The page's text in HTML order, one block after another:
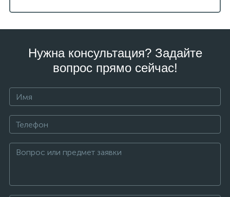
Нужна консультация? Задайте
вопрос прямо сейчас!